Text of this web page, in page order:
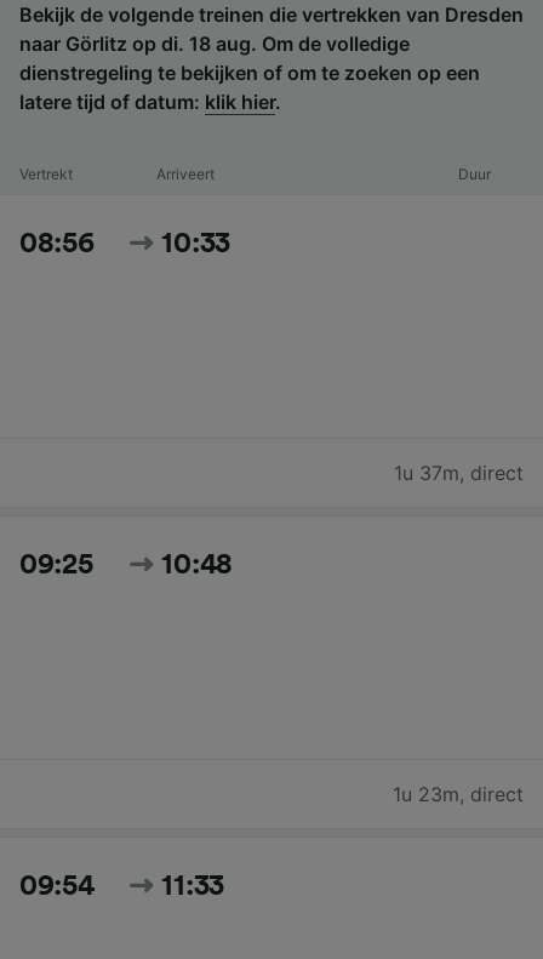
Bekijk de volgende treinen die vertrekken van Dresden
naar Görlitz op di. 18 aug. Om de volledige
dienstregeling te bekijken of om te zoeken op een
latere tijd of datum: klik hier.
Vertrekt Arriveert Duur
08:56 10:33
1u 37m, direct
09:25 10:48
1u 23m, direct
09:54 11:33